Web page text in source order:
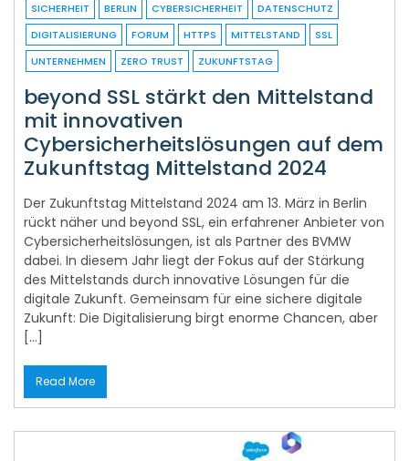
SICHERHEIT BERLIN CYBERSICHERHEIT
DATENSCHUTZ
DIGITALISIERUNG
FORUM HTTPS MITTELSTAND
SSL
UNTERNEHMEN
ZERO TRUST ZUKUNFTSTAG
beyond SSL stärkt den Mittelstand
mit innovativen
Cybersicherheitslösungen auf dem
Zukunftstag Mittelstand 2024
Der Zukunftstag Mittelstand 2024 am 13. März in Berlin
rückt näher und beyond SSL, ein erfahrener Anbieter von
Cybersicherheitslösungen, ist als Partner des BVMW
dabei. In diesem Jahr liegt der Fokus auf der Stärkung
des Mittelstands durch innovative Lösungen für die
digitale Zukunft. Gemeinsam für eine sichere digitale
Zukunft: Die Digitalisierung birgt enorme Chancen, aber
[…]
Read More